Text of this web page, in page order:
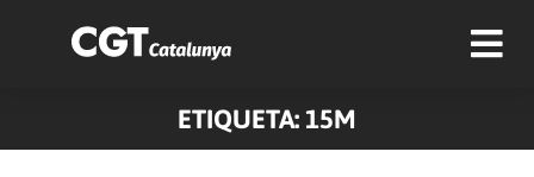
ETIQUETA: 15M